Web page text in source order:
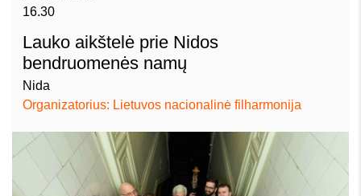
16.30
Lauko aikštelė prie Nidos
bendruomenės namų
Nida
Organizatorius: Lietuvos nacionalinė filharmonija